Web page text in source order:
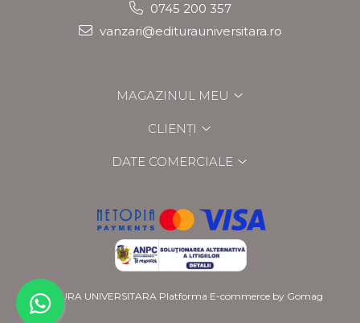
0745 200 357
vanzari@editurauniversitara.ro
MAGAZINUL MEU
CLIENȚI
DATE COMERCIALE
EDITURA UNIVERSITARA Platforma E-commerce by Gomag